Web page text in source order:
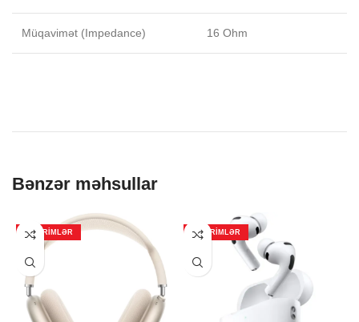
Müqavimət (Impedance) 16 Ohm
Bənzər məhsullar
ENDIRIMLƏR ENDIRIMLƏR